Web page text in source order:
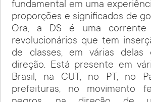
fundamental em uma
proporções e significados de
Ora, a DS é uma corrente
revolucionários que tem
de classes, em várias
direção. Está presente em
Brasil, na CUT, no PT, no
prefeituras, no movimento